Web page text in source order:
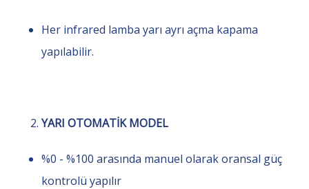
Her infrared lamba yarı ayrı açma kapama
yapılabilir.
YARI OTOMATİK MODEL
%0 - %100 arasında manuel olarak oransal güç
kontrolü yapılır